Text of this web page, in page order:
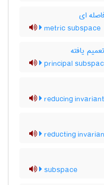
ای
metric subspace
یافته
principal
reducing
reducting
subspace